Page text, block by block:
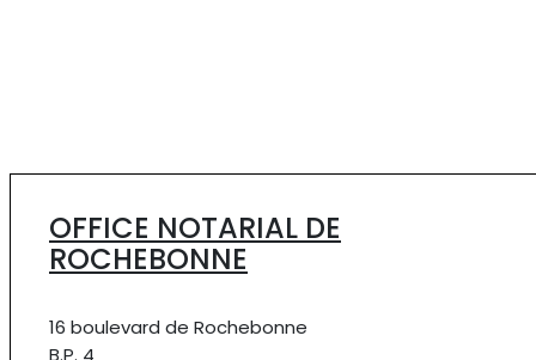
OFFICE NOTARIAL DE
ROCHEBONNE
16 boulevard de Rochebonne
B.P. 4